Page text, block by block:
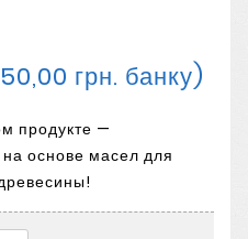
грн. банку)
продукте —
основе масел для